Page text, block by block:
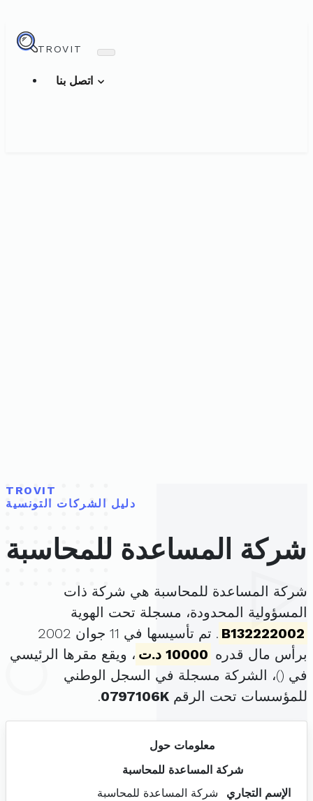
TROVIT
TROVIT
دليل الشركات التونسية
شركة المساعدة للمحاسبة
شركة المساعدة للمحاسبة هي شركة ذات
المسؤولية المحدودة، مسجلة تحت الهوية
B132222002
. تم تأسيسها في 11 جوان 2002
برأس مال قدره 10000 د.ت
، ويقع مقرها الرئيسي
في ()، الشركة مسجلة في السجل الوطني
للمؤسسات تحت الرقم 0797106K
.
معلومات حول
شركة المساعدة للمحاسبة
الإسم التجاري
شركة المساعدة للمحاسبة